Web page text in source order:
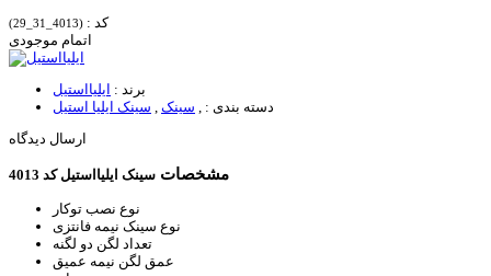
کد : (4013_31_29)
اتمام موجودی
برند : ایلیااستیل
دسته بندی :
سینک
سینک ایلیا استیل
ارسال دیدگاه
مشخصات سینک ایلیااستیل کد 4013
نوع نصب توکار
نوع سینک نیمه فانتزی
تعداد لگن دو لگنه
عمق لگن نیمه عمیق